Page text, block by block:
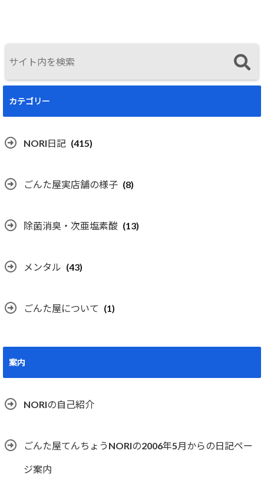
カテゴリー
NORI日記 (415)
ごんた屋実店舗の様子 (8)
除菌消臭・次亜塩素酸 (13)
メンタル (43)
ごんた屋について (1)
案内
NORIの自己紹介
ごんた屋てんちょうNORIの2006年5月からの日記ペー
ジ案内